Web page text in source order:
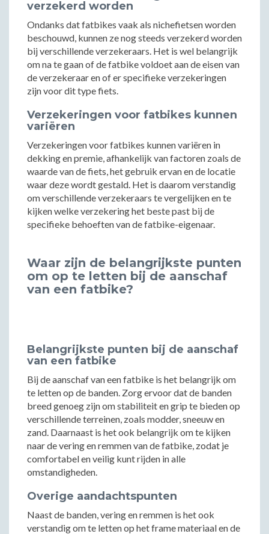
verzekerd worden
Ondanks dat fatbikes vaak als nichefietsen worden
beschouwd, kunnen ze nog steeds verzekerd worden
bij verschillende verzekeraars. Het is wel belangrijk
om na te gaan of de fatbike voldoet aan de eisen van
de verzekeraar en of er specifieke verzekeringen
zijn voor dit type fiets.
Verzekeringen voor fatbikes kunnen
variëren
Verzekeringen voor fatbikes kunnen variëren in
dekking en premie, afhankelijk van factoren zoals de
waarde van de fiets, het gebruik ervan en de locatie
waar deze wordt gestald. Het is daarom verstandig
om verschillende verzekeraars te vergelijken en te
kijken welke verzekering het beste past bij de
specifieke behoeften van de fatbike-eigenaar.
Waar zijn de belangrijkste punten
om op te letten bij de aanschaf
van een fatbike?
Belangrijkste punten bij de aanschaf
van een fatbike
Bij de aanschaf van een fatbike is het belangrijk om
te letten op de banden. Zorg ervoor dat de banden
breed genoeg zijn om stabiliteit en grip te bieden op
verschillende terreinen, zoals modder, sneeuw en
zand. Daarnaast is het ook belangrijk om te kijken
naar de vering en remmen van de fatbike, zodat je
comfortabel en veilig kunt rijden in alle
omstandigheden.
Overige aandachtspunten
Naast de banden, vering en remmen is het ook
verstandig om te letten op het frame materiaal en de